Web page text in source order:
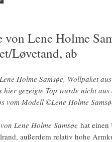
von Lene Holme
Løvetand, ab
Holme Samsøe, Wollpaket
hier gezeigte Top wurde nicht
vom Modell ©Lene Holme
Lene Holme Samsøe hat
außerdem relativ hohe